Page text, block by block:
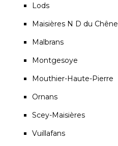
Lods
Maisières N D du Chêne
Malbrans
Montgesoye
Mouthier-Haute-Pierre
Ornans
Scey-Maisières
Vuillafans